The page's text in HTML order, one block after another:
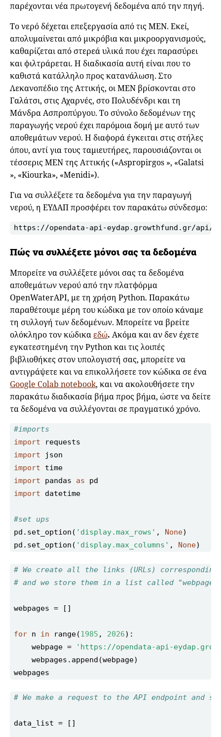
παρέχονται νέα πρωτογενή δεδομένα από την πηγή.
Το νερό δέχεται επεξεργασία από τις ΜΕΝ. Εκεί,
απολυμαίνεται από μικρόβια και μικροοργανισμούς,
καθαρίζεται από στερεά υλικά που έχει παρασύρει
και φιλτράρεται. Η διαδικασία αυτή είναι που το
καθιστά κατάλληλο προς κατανάλωση. Στο
Λεκανοπέδιο της Αττικής, οι ΜΕΝ βρίσκονται στο
Γαλάτσι, στις Αχαρνές, στο Πολυδένδρι και τη
Μάνδρα Ασπροπύργου. Το σύνολο δεδομένων της
παραγωγής νερού έχει παρόμοια δομή με αυτό των
αποθεμάτων νερού. Η διαφορά έγκειται στις στήλες
όπου, αντί για τους ταμιευτήρες, παρουσιάζονται οι
τέσσερις ΜΕΝ της Αττικής («Aspropirgos », «Galatsi
», «Kiourka», «Menidi»).
Για να συλλέξετε τα δεδομένα για την παραγωγή
νερού, η ΕΥΔΑΠ προσφέρει τον παρακάτω σύνδεσμο:
https://opendata-api-eydap.growthfund.gr/api/
Πώς να συλλέξετε μόνοι σας τα δεδομένα
Μπορείτε να συλλέξετε μόνοι σας τα δεδομένα
αποθεμάτων νερού από την πλατφόρμα
OpenWaterAPI, με τη χρήση Python. Παρακάτω
παραθέτουμε μέρη του κώδικα με τον οποίο κάναμε
τη συλλογή των δεδομένων. Μπορείτε να βρείτε
ολόκληρο τον κώδικα εδώ. Ακόμα και αν δεν έχετε
εγκατεστημένη την Python και τις λοιπές
βιβλιοθήκες στον υπολογιστή σας, μπορείτε να
αντιγράψετε και να επικολλήσετε τον κώδικα σε ένα
Google Colab notebook, και να ακολουθήσετε την
παρακάτω διαδικασία βήμα προς βήμα, ώστε να δείτε
τα δεδομένα να συλλέγονται σε πραγματικό χρόνο.
#imports
import
import
import
import pandas as
import
#set ups
pd.set_option( 'display.max_rows' , None
pd.set_option( 'display.max_columns' , None)
# We create all the links (URLs)
# and we store them in a list called
for n in range(1985 , 2026
    webpage =
'https://opendata-api-
# We make a request to the API endpoint